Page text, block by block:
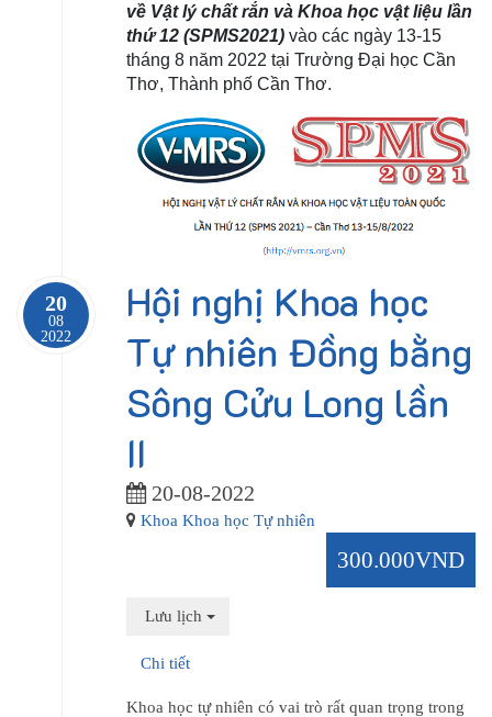
về Vật lý chất rắn và Khoa học vật liệu lần
thứ 12 (SPMS2021) vào các ngày 13-15
tháng 8 năm 2022 tại Trường Đại học Cần
Thơ, Thành phố Cần Thơ.
20
08
2022
Hội nghị Khoa học
Tự nhiên Đồng bằng
Sông Cửu Long lần
II
20-08-2022
Khoa Khoa học Tự nhiên
300.000VND
Lưu lịch
Chi tiết
Khoa học tự nhiên có vai trò rất quan trọng trong